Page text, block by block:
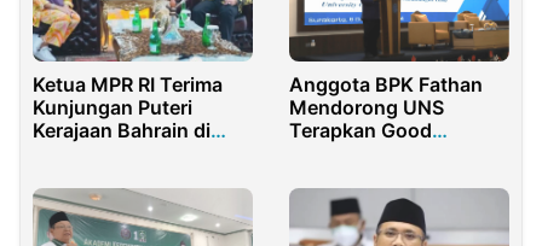
Ketua MPR RI Terima
Kunjungan Puteri
Kerajaan Bahrain di
Anggota BPK Fathan
Mendorong UNS
Terapkan Good